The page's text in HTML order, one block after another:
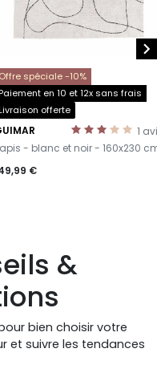
Offre spéciale -10%
en 10 et 12x sans frais
offerte
1
- blanc et noir - 160x230
€

&
bien choisir votre
et suivre les tendances